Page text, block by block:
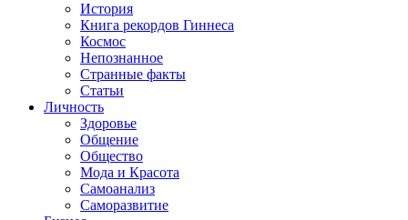
История
Книга рекордов Гиннеса
Космос
Непознанное
Странные факты
Статьи
Личность
Здоровье
Общение
Общество
Мода и Красота
Самоанализ
Саморазвитие